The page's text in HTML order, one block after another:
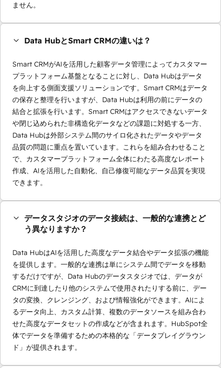
ません。
Data HubとSmart CRMの違いは？
Smart CRMがAIを活用した顧客データ管理によってカスタマー
プラットフォーム基盤となることに対し、Data Hubはデータ
を向上する側面支援ソリューションです。Smart CRMはデータ
の保存と整理を行いますが、Data Hubは利用の前にデータの
結合と拡張を行います。Smart CRMはアクセスできないデータ
や閉じ込められた非構造化データなどの課題に対処する一方、
Data Hubは外部システム間のサイロ化されたデータやデータ
品質の問題に重点を置いています。これらを組み合わせること
で、カスタマープラットフォーム全体にわたる高度なレポート
作成、AIを活用した自動化、自己修復可能なデータ品質を実現
できます。
データスタジオのデータ接続は、一般的な連携とど
う異なりますか？
Data HubはAIを活用した高度なデータ結合やデータ拡張の機能
を提供します。一般的な連携は単にシステム間でデータを移動
するだけですが、Data Hubのデータスタジオでは、データが
CRMに到達したり他のシステムで使用されたりする前に、デー
タの変換、クレンジング、および情報強化ができます。AIによ
るデータ向上、カスタム計算、複数のデータソースを組み合わ
せた高度なデータセットの作成などが含まれます。HubSpot全
体でデータを準備するための本格的な「データプレイグラウン
ド」が提供されます。